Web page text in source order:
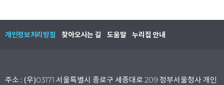
개인정보처리방침 찾아오시는 길 도움말 누리집 안내
주소 : (우)03171 서울특별시 종로구 세종대로 209 정부서울청사 개인